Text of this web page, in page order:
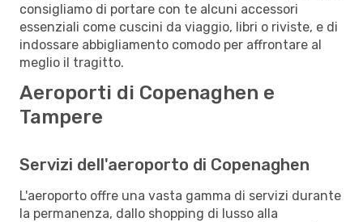
consigliamo di portare con te alcuni accessori
essenziali come cuscini da viaggio, libri o riviste, e di
indossare abbigliamento comodo per affrontare al
meglio il tragitto.
Aeroporti di Copenaghen e
Tampere
Servizi dell'aeroporto di Copenaghen
L'aeroporto offre una vasta gamma di servizi durante
la permanenza, dallo shopping di lusso alla